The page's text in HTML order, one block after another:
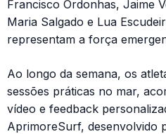
Francisco Ordonhas, Jaime
Maria Salgado e Lua
representam a força
Ao longo da semana, os
sessões práticas no mar,
vídeo e feedback
AprimoreSurf, desenvolvido